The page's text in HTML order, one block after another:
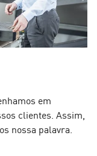
em
clientes. Assim,
nossa palavra.